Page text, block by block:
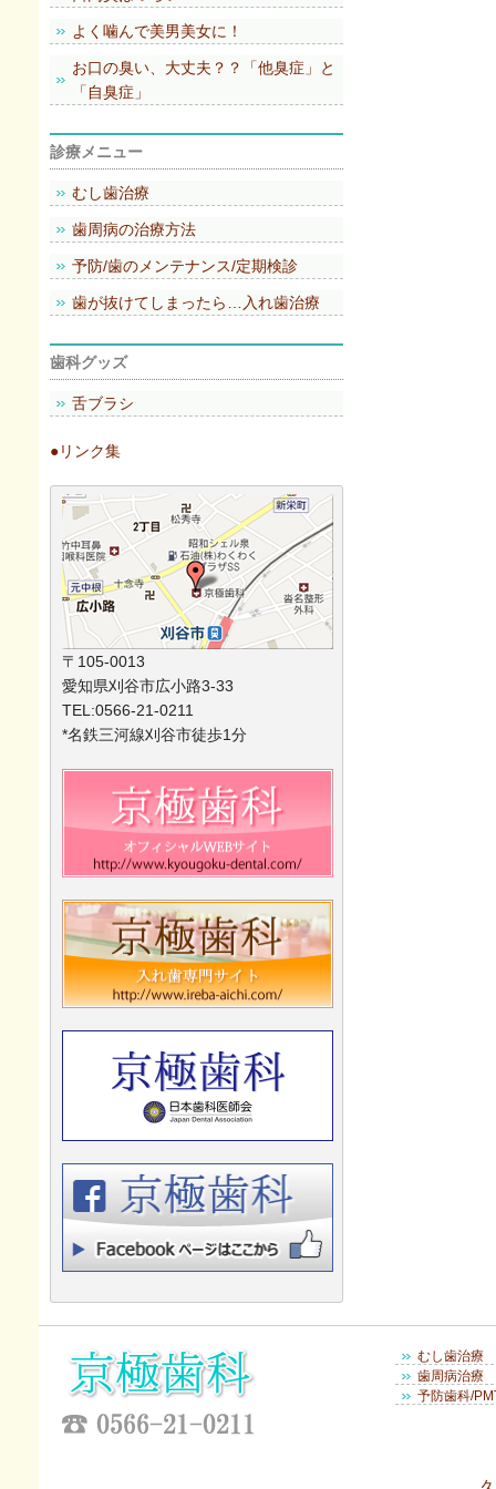
よく噛んで美男美女に！
お口の臭い、大丈夫？？「他臭症」と
「自臭症」
診療メニュー
むし歯治療
歯周病の治療方法
予防/歯のメンテナンス/定期検診
歯が抜けてしまったら…入れ歯治療
歯科グッズ
舌ブラシ
●リンク集
〒105-0013
愛知県刈谷市広小路3-33
TEL:0566-21-0211
*名鉄三河線刈谷市徒歩1分
むし歯治療
歯周病治療
予防歯科/